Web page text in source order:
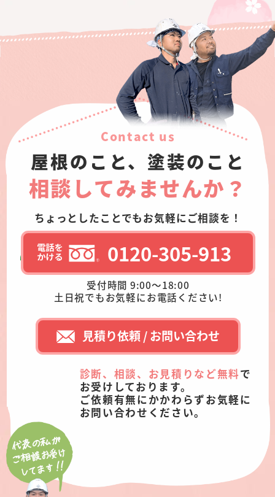
Contact us
屋根のこと、塗装のこと
相談してみませんか？
ちょっとしたことでもお気軽にご相談を！
0120-305-913
受付時間 9:00～18:00
土日祝でもお気軽にお電話ください!
見積り依頼 / お問い合わせ
診断、相談、お見積りなど無料で
お受けしております。
ご依頼有無にかかわらずお気軽に
お問い合わせください。